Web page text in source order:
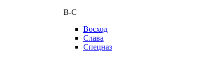
В-С
Восход
Слава
Спецназ